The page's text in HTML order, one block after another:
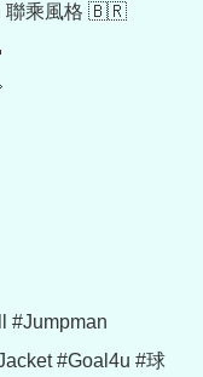
聯乘風格 🇧🇷
#Jumpman
#Goal4u #球